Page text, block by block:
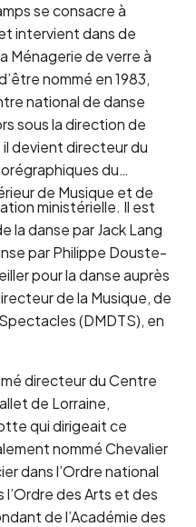
se consacre à
intervient dans de
Ménagerie de verre à
nommé en 1983,
national de danse
sous la direction de
il devient directeur du
du
de Musique et de
ministérielle. Il est
la danse par Jack Lang
par Philippe Douste-
pour la danse auprès
de la Musique, de
(DMDTS), en
directeur du Centre
de Lorraine,
qui dirigeait ce
nommé Chevalier
dans l’Ordre national
des Arts et des
de l’Académie des